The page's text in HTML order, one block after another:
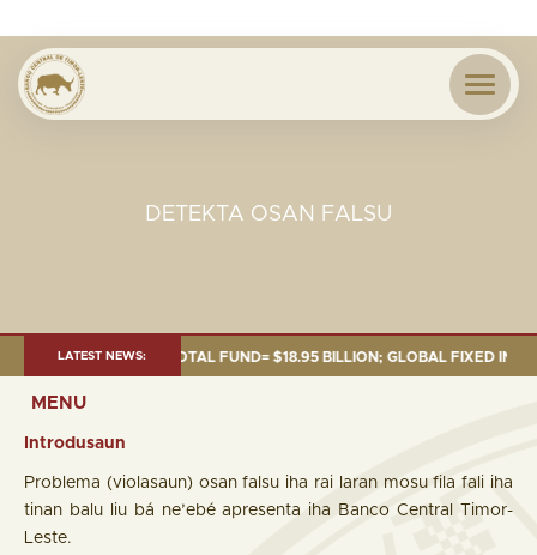
DETEKTA OSAN FALSU
LATEST NEWS:
OF 30 SEP. 2025: TOTAL FUND= $18.95 BILLION; GLOBAL FIXED
MENU
Introdusaun
Problema (violasaun) osan falsu iha rai laran mosu fila fali iha
tinan balu liu bá ne’ebé apresenta iha Banco Central Timor-
Leste.